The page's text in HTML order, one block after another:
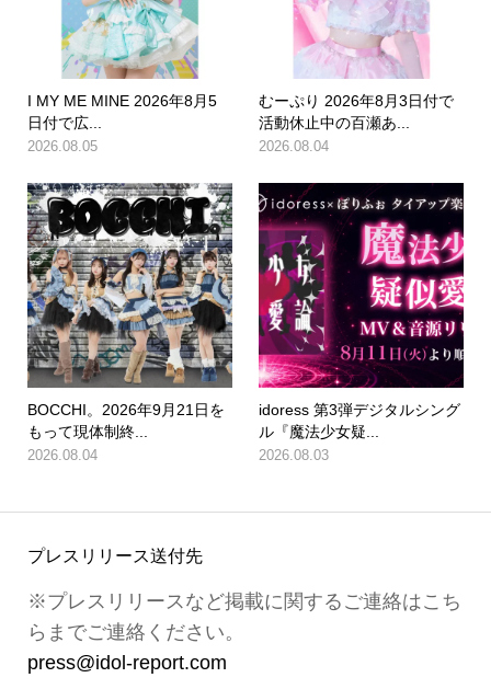
I MY ME MINE 2026年8月5
日付で広...
2026.08.05
むーぷり 2026年8月3日付で
活動休止中の百瀬あ...
2026.08.04
BOCCHI。2026年9月21日を
もって現体制終...
2026.08.04
idoress 第3弾デジタルシング
ル『魔法少女疑...
2026.08.03
プレスリリース送付先
※プレスリリースなど掲載に関するご連絡はこち
らまでご連絡ください。
press@idol-report.com